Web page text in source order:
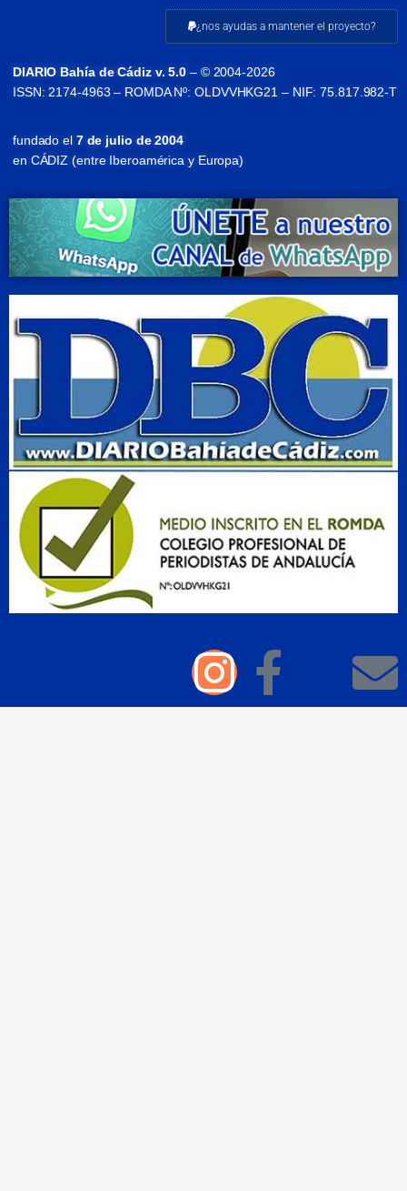
¿nos ayudas a mantener el proyecto?
DIARIO Bahía de Cádiz v. 5.0 – © 2004-2026
ISSN: 2174-4963 – ROMDA Nº: OLDVVHKG21 – NIF: 75.817.982-T
fundado el7 de julio de 2004
en CÁDIZ (entre Iberoamérica y Europa)